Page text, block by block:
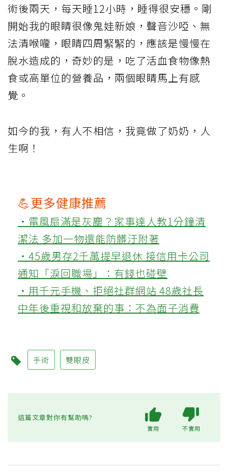
術後兩天，每天睡12小時，睡得很安穩。剛
開始我的眼睛很像鬼娃新娘，聲音沙啞、無
法清喉嚨，眼睛四周緊緊的，應該是慢慢在
脫水造成的，奇妙的是，吃了活血食物像熱
食或高單位的營養品，兩個眼睛馬上有感
覺。
如今的我，有人不相信，我竟做了奶奶，人
生啊！
💪更多健康推薦
‧電風扇滿是灰塵？家事達人教1分鐘清
潔法 多加一物還能防髒汙附著
‧45歲男存2千萬提早退休 接信用卡公司
通知「淚回職場」：有錢也碰壁
‧用千元手機、拒絕社群網站 48歲社長
中年後重視和放棄的事：不為面子消費
手術 雙眼皮
這篇文章對你有幫助嗎?
實用 不實用